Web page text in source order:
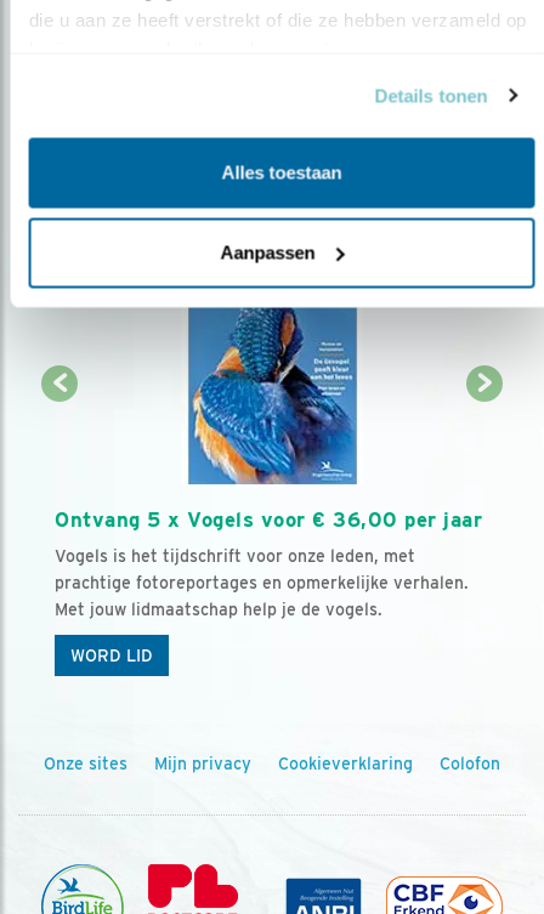
die u aan ze heeft verstrekt of die ze hebben verzameld op
Details tonen
Alles toestaan
Aanpassen
AANMELDEN VOGELNIEUWS
Ontvang 5 x Vogels voor € 36,00 per jaar
Vogels is het tijdschrift voor onze leden, met
prachtige fotoreportages en opmerkelijke verhalen.
Met jouw lidmaatschap help je de vogels.
WORD LID
Onze sites Mijn privacy Cookieverklaring Colofon